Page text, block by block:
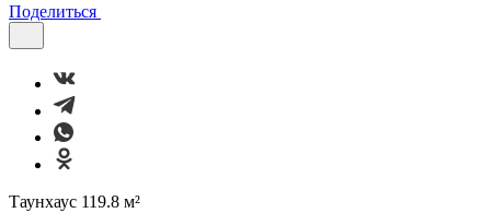
Поделиться
Таунхаус 119.8 м²